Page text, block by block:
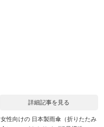
詳細記事を見る
女性向けの 日本製雨傘（折りたたみ